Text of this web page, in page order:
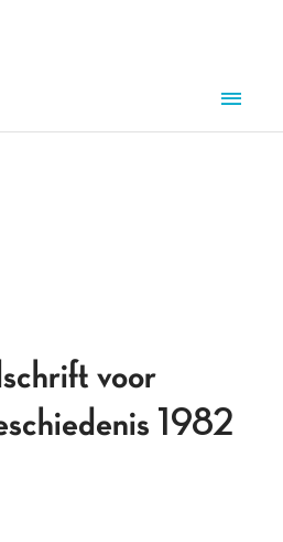
voor
1982